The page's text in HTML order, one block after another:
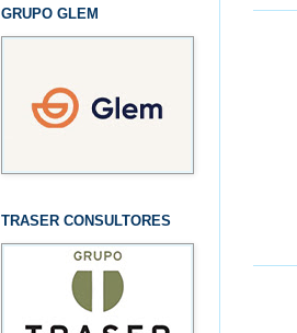
GRUPO GLEM
TRASER CONSULTORES